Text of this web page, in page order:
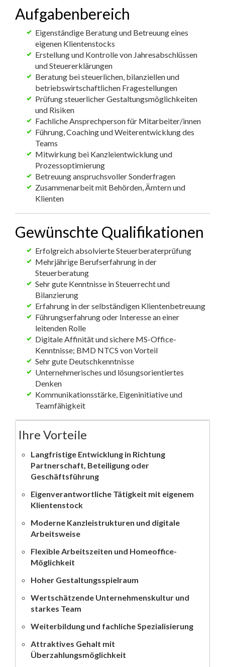
Aufgabenbereich
Eigenständige Beratung und Betreuung eines
eigenen Klientenstocks
Erstellung und Kontrolle von Jahresabschlüssen
und Steuererklärungen
Beratung bei steuerlichen, bilanziellen und
betriebswirtschaftlichen Fragestellungen
Prüfung steuerlicher Gestaltungsmöglichkeiten
und Risiken
Fachliche Ansprechperson für Mitarbeiter/innen
Führung, Coaching und Weiterentwicklung des
Teams
Mitwirkung bei Kanzleientwicklung und
Prozessoptimierung
Betreuung anspruchsvoller Sonderfragen
Zusammenarbeit mit Behörden, Ämtern und
Klienten
Gewünschte Qualifikationen
Erfolgreich absolvierte Steuerberaterprüfung
Mehrjährige Berufserfahrung in der
Steuerberatung
Sehr gute Kenntnisse in Steuerrecht und
Bilanzierung
Erfahrung in der selbständigen Klientenbetreuung
Führungserfahrung oder Interesse an einer
leitenden Rolle
Digitale Affinität und sichere MS-Office-
Kenntnisse; BMD NTCS von Vorteil
Sehr gute Deutschkenntnisse
Unternehmerisches und lösungsorientiertes
Denken
Kommunikationsstärke, Eigeninitiative und
Teamfähigkeit
Ihre Vorteile
Langfristige Entwicklung in Richtung
Partnerschaft, Beteiligung oder
Geschäftsführung
Eigenverantwortliche Tätigkeit mit eigenem
Klientenstock
Moderne Kanzleistrukturen und digitale
Arbeitsweise
Flexible Arbeitszeiten und Homeoffice-
Möglichkeit
Hoher Gestaltungsspielraum
Wertschätzende Unternehmenskultur und
starkes Team
Weiterbildung und fachliche Spezialisierung
Attraktives Gehalt mit
Überzahlungsmöglichkeit